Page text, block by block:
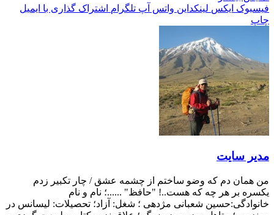
ایکس لینکداین واتس آپ تلگرام
اشتراک گذاری با ایمیل
سایت
همان دم که وضو ساختم از چشمه عشق / چار تکبیر زدم
بر هر چه که هست..! "حافظ" ......؛ نام و نام
شعبانی مژدهی ؛ شغل: آزاد؛ تحصیلات: لیسانس در